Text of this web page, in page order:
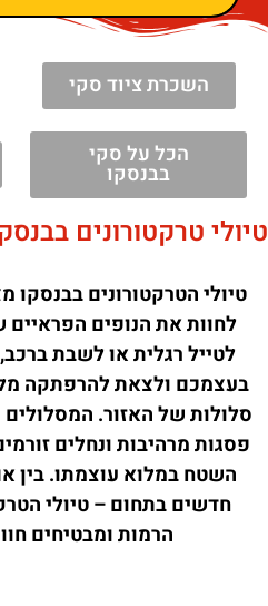
השכרת ציוד סקי
הכל על סקי
בבנסקו
טיולי טרקטורונים
טיולי הטרקטורונים בבנסקו
לחוות את הנופים הפראיים
לטייל רגלית או לשבת
בעצמכם ולצאת להרפתקה
סלולות של האזור. המסלולים
פסגות מרהיבות ונחלים
השטח במלוא עוצמתו. בין
חדשים בתחום – טיולי
הרמות ומבטיחים